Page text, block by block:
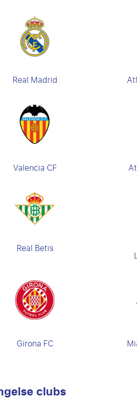
Real Madrid
Valencia CF
Real Betis
Girona FC
clubs